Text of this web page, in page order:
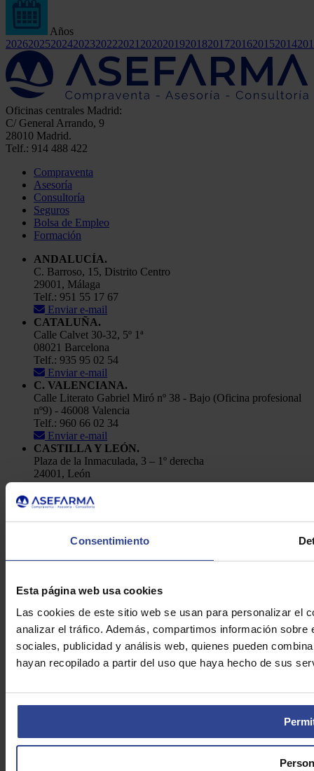
Consentimiento
Esta página web usa cookies
Las cookies de este sitio web se usan para personalizar el
analizar el tráfico. Además, compartimos información
sociales, publicidad y análisis web, quienes pueden
hayan recopilado a partir del uso que haya hecho de sus
Años
202620252024202320222021 2020201920182017201620152014
Oficinas centrales Madrid:
C/ General Arrando, 9
28010 Madrid.
Telf.: 914 488 422
Compraventa
Asesoría
Consultoría
Seguros
Bolsa de Empleo
Formación
ANDALUCÍA.
C. Barroso, 15, Distrito Centro
29001, Málaga
Telf.: 951 55 17 67
Enviar e-mail
CATALUÑA.
Calle Calvet 30-32, 5º 1ª
08021 Barcelona
Telf.: 935 95 02 54
Enviar e-mail
C. VALENCIANA.
Calle Literato Gabriel Miró nº 38 - Bajo (Oficina profesional
nº9) - 46008 Valencia
Telf.: 960 66 02 34
Enviar e-mail
CASTILLA Y LEÓN.
Plaza de la Inmaculada, 3 – 1º derecha
24001, León
Telf.: 91 448 84 22
Enviar e-mail
Política de Privacidad
Aviso Legal
Asefarma © 2026